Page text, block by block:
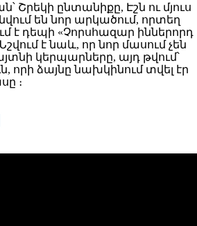
ընտանիքը, Էշն ու մյուս
են նոր արկածում, որտեղ
է դեպի «Չորսհազար իններորդ
է նաև, որ նոր մասում չեն
կերպարները, այդ թվում՝
որի ձայնը նախկինում տվել էր
։